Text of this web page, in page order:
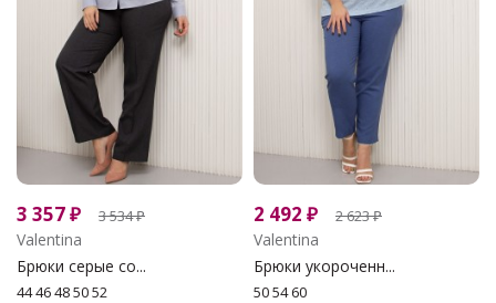
3 357₽ 3 534₽
Valentina
Брюки серые со...
44 46 48 50 52
2 492 ₽ 2 623₽
Valentina
Брюки укороченн...
50 54 60